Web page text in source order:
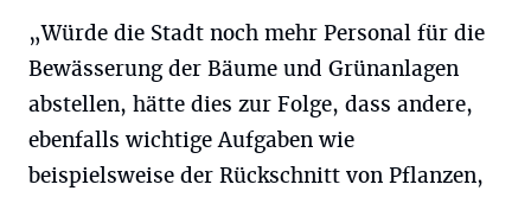
„Würde die Stadt noch mehr Personal für die
Bewässerung der Bäume und Grünanlagen
abstellen, hätte dies zur Folge, dass andere,
ebenfalls wichtige Aufgaben wie
beispielsweise der Rückschnitt von Pflanzen,